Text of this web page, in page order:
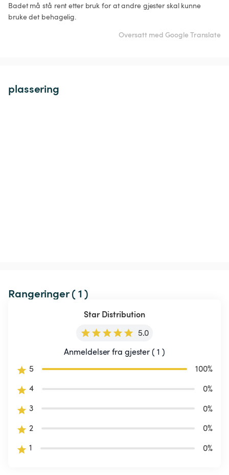
Badet må stå rent etter bruk for at andre gjester skal kunne
bruke det behagelig.
Oversatt med Google Translate
plassering
Rangeringer ( 1 )
Star Distribution
5.0
Anmeldelser fra gjester ( 1 )
5
100%
4
0%
3
0%
2
0%
1
0%